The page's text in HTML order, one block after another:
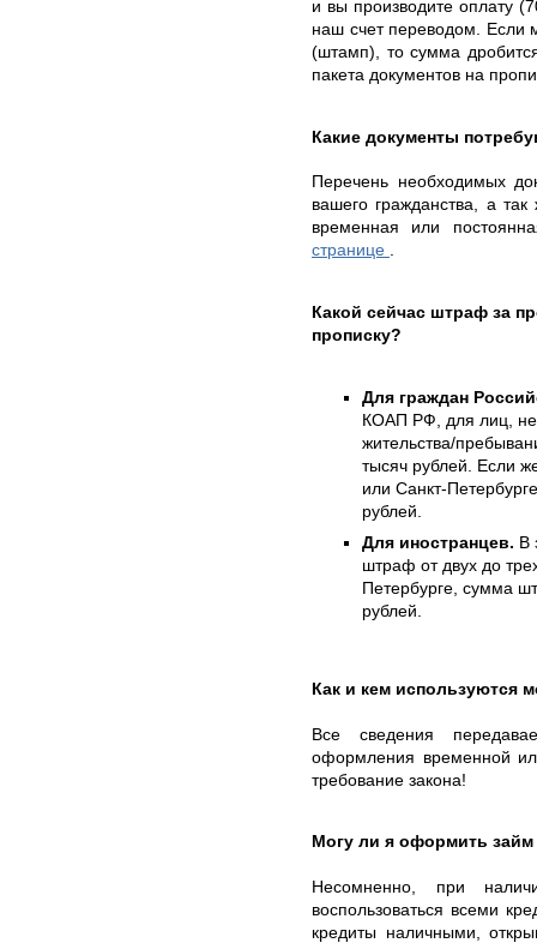
и вы производите оплату
наш счет переводом. Если
(штамп), то сумма
пакета документов на
Какие документы
Перечень необходимых
вашего гражданства, а
временная или
странице .
Какой сейчас штраф за
прописку?
Для граждан
КОАП РФ, для лиц,
жительства/
тысяч рублей. Если
или Санкт-
рублей.
Для иностранцев. В
штраф от двух до
Петербурге, сумма
рублей.
Как и кем используются
Все сведения
оформления временной
требование закона!
Могу ли я оформить займ
Несомненно, при
воспользоваться всеми
кредиты наличными,